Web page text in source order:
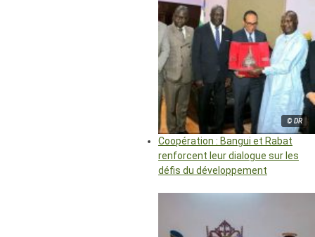
© DR
Coopération : Bangui et Rabat
renforcent leur dialogue sur les
défis du développement